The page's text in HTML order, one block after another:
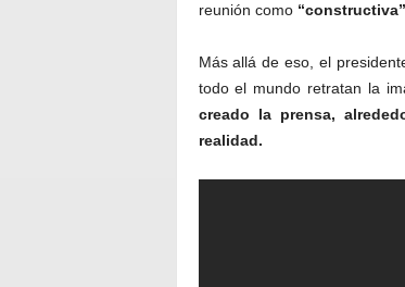
reunión como
Más allá de eso, el
todo el mundo retratan la
creado la prensa,
realidad.